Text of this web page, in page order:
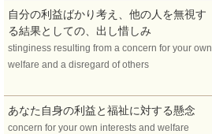
自分の利益ばかり考え、他の人を無視す
る結果としての、出し惜しみ
stinginess resulting from a concern for your own
welfare and a disregard of others
あなた自身の利益と福祉に対する懸念
concern for your own interests and welfare